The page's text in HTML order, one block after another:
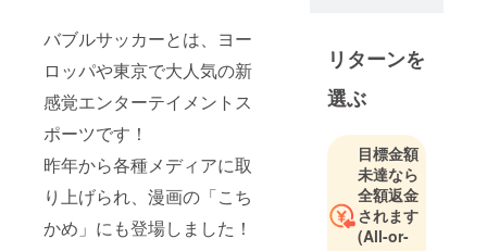
バブルサッカーとは、ヨー
ロッパや東京で大人気の新
感覚エンターテイメントス
ポーツです！
昨年から各種メディアに取
り上げられ、漫画の「こち
かめ」にも登場しました！
です。
自治体と組
んで行う街
コンは、新
聞やラジオ
などにも取
り上げられ
ました。
リターンを
選ぶ
目標金額
未達なら
全額返金
されます
(All-or-